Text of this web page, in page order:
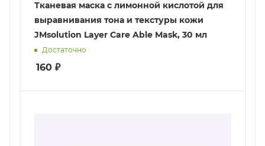
Тканевая маска с лимонной кислотой для
выравнивания тона и текстуры кожи
JMsolution Layer Care Able Mask, 30 мл
Достаточно
160 ₽